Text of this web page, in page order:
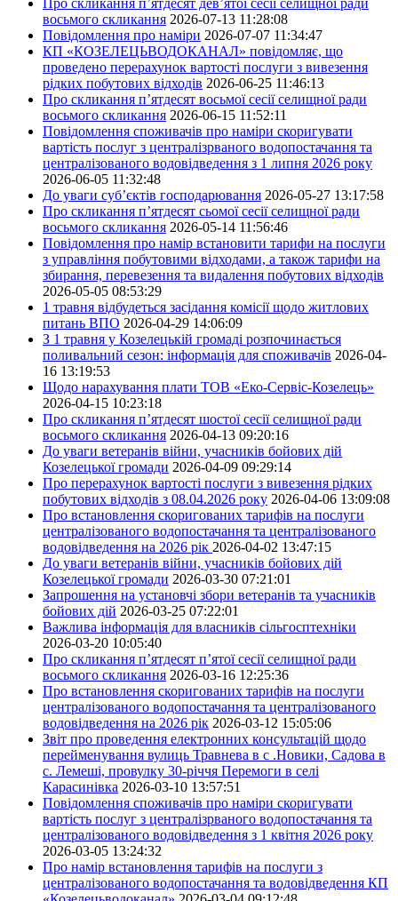
восьмого скликання 2026-07-13 11:28:08
Повідомлення про наміри 2026-07-07 11:34:47
КП «КОЗЕЛЕЦЬВОДОКАНАЛ» повідомляє, що
проведено перерахунок вартості послуги з вивезення
рідких побутових відходів 2026-06-25 11:46:13
Про скликання п’ятдесят восьмої сесії селищної ради
восьмого скликання 2026-06-15 11:52:11
Повідомлення споживачів про наміри скоригувати
вартість послуг з централізрваного водопостачання та
централізованого водовідведення з 1 липня 2026 року
2026-06-05 11:32:48
До уваги суб’єктів господарювання 2026-05-27 13:17:58
Про скликання п’ятдесят сьомої сесії селищної ради
восьмого скликання 2026-05-14 11:56:46
Повідомлення про намір встановити тарифи на послуги
з управління побутовими відходами, а також тарифи на
збирання, перевезення та видалення побутових відходів
2026-05-05 08:53:29
1 травня відбудеться засідання комісії щодо житлових
питань ВПО 2026-04-29 14:06:09
З 1 травня у Козелецькій громаді розпочинається
поливальний сезон: інформація для споживачів 2026-04-
16 13:19:53
Щодо нарахування плати ТОВ «Еко-Сервіс-Козелець»
2026-04-15 10:23:18
Про скликання п’ятдесят шостої сесії селищної ради
восьмого скликання 2026-04-13 09:20:16
До уваги ветеранів війни, учасників бойових дій
Козелецької громади 2026-04-09 09:29:14
Про перерахунок вартості послуги з вивезення рідких
побутових відходів з 08.04.2026 року 2026-04-06 13:09:08
Про встановлення скоригованих тарифів на послуги
централізованого водопостачання та централізованого
водовідведення на 2026 рік 2026-04-02 13:47:15
До уваги ветеранів війни, учасників бойових дій
Козелецької громади 2026-03-30 07:21:01
Запрошення на установчі збори ветеранів та учасників
бойових дій 2026-03-25 07:22:01
Важлива інформація для власників сільгосптехніки
2026-03-20 10:05:40
Про скликання п’ятдесят п’ятої сесії селищної ради
восьмого скликання 2026-03-16 12:25:36
Про встановлення скоригованих тарифів на послуги
централізованого водопостачання та централізованого
водовідведення на 2026 рік 2026-03-12 15:05:06
Звіт про проведення електронних консультацій щодо
перейменування вулиць Травнева в с .Новики, Садова в
с. Лемеші, провулку 30-річчя Перемоги в селі
Карасинівка 2026-03-10 13:57:51
Повідомлення споживачів про наміри скоригувати
вартість послуг з централізрваного водопостачання та
централізованого водовідведення з 1 квітня 2026 року
2026-03-05 13:24:32
Про намір встановлення тарифів на послуги з
централізованого водопостачання та водовідведення КП